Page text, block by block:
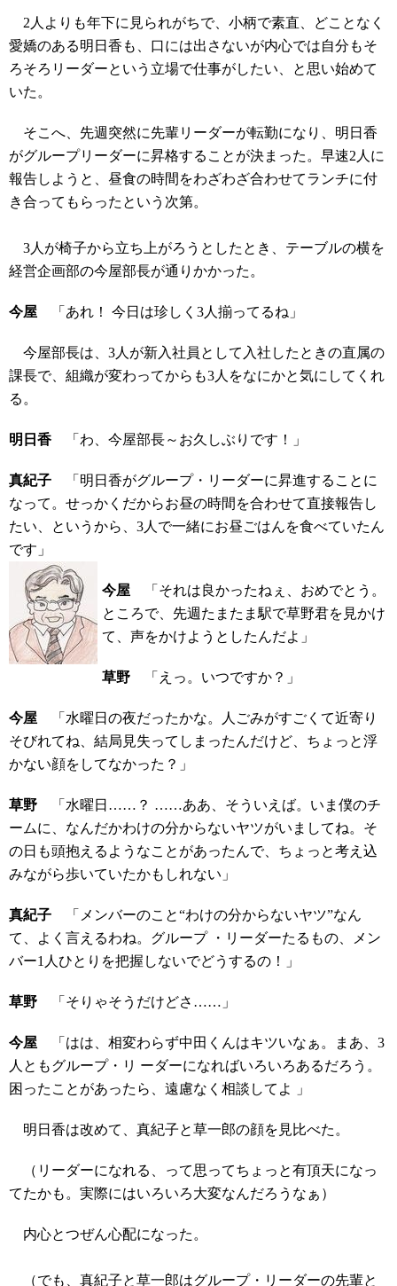
2人よりも年下に見られがちで、小柄で素直、どことなく
愛嬌のある明日香も、口には出さないが内心では自分もそ
ろそろリーダーという立場で仕事がしたい、と思い始めて
いた。
そこへ、先週突然に先輩リーダーが転勤になり、明日香
がグループリーダーに昇格することが決まった。早速2人に
報告しようと、昼食の時間をわざわざ合わせてランチに付
き合ってもらったという次第。
3人が椅子から立ち上がろうとしたとき、テーブルの横を
経営企画部の今屋部長が通りかかった。
今屋 「あれ！ 今日は珍しく3人揃ってるね」
今屋部長は、3人が新入社員として入社したときの直属の
課長で、組織が変わってからも3人をなにかと気にしてくれ
る。
明日香 「わ、今屋部長～お久しぶりです！」
真紀子 「明日香がグループ・リーダーに昇進することに
なって。せっかくだからお昼の時間を合わせて直接報告し
たい、というから、3人で一緒にお昼ごはんを食べていたん
です」
今屋
「それは良かったねぇ、おめでとう。
ところで、先週たまたま駅で草野君を見かけ
て、声をかけようとしたんだよ」
草野 「えっ。いつですか？」
今屋
「水曜日の夜だったかな。人ごみがすごくて近寄り
そびれてね、結局見失ってしまったんだけど、ちょっと浮
かない顔をしてなかった？」
草野 「水曜日……？ ……ああ、そういえば。いま僕のチ
ームに、なんだかわけの分からないヤツがいましてね。そ
の日も頭抱えるようなことがあったんで、ちょっと考え込
みながら歩いていたかもしれない」
真紀子
「メンバーのこと“わけの分からないヤツ”なん
て、よく言えるわね。グループ ・リーダーたるもの、メン
バー1人ひとりを把握しないでどうするの！」
草野 「そりゃそうだけどさ……」
今屋
「はは、相変わらず中田くんはキツいなぁ。まあ、3
人ともグループ・リ ーダーになればいろいろあるだろう。
困ったことがあったら、遠慮なく相談してよ 」
明日香は改めて、真紀子と草一郎の顔を見比べた。
（リーダーになれる、って思ってちょっと有頂天になっ
てたかも。実際にはいろいろ大変なんだろうなぁ）
内心とつぜん心配になった。
（でも、真紀子と草一郎はグループ・リーダーの先輩と